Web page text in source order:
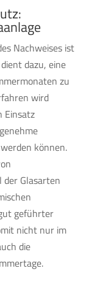
Nachweises ist
dazu, eine
zu
wird
Einsatz
können.
Glasarten
geführter
nicht nur im
die